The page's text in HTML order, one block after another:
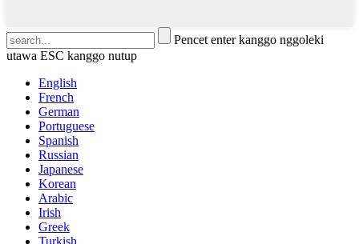
Pencet enter kanggo nggoleki
utawa ESC kanggo nutup
English
French
German
Portuguese
Spanish
Russian
Japanese
Korean
Arabic
Irish
Greek
Turkish